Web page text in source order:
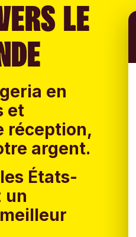
LE
en
et
réception,
argent.
États-
un